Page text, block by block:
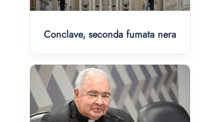
Conclave, seconda fumata nera